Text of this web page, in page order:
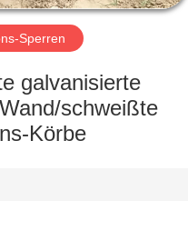
Sperren
galvanisierte
schweißte
Körbe